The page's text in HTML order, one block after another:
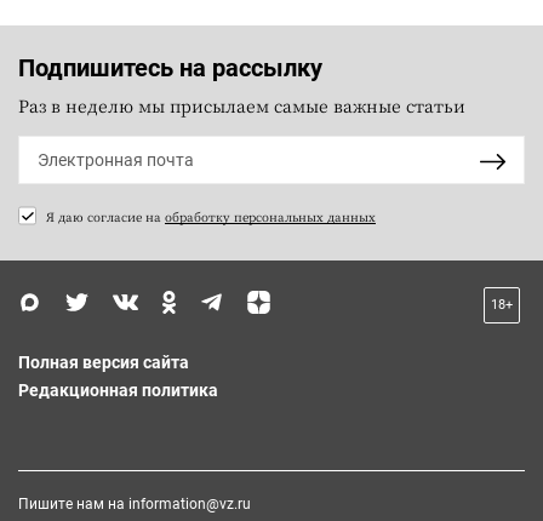
Подпишитесь на рассылку
Раз в неделю мы присылаем самые важные статьи
Я даю согласие на обработку персональных данных
18+
Полная версия сайта
Редакционная политика
Пишите нам на information@vz.ru